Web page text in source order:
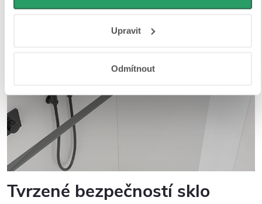
osobní údaje najdete na stránkách
Upravit
Odmítnout
Tvrzené bezpečností sklo